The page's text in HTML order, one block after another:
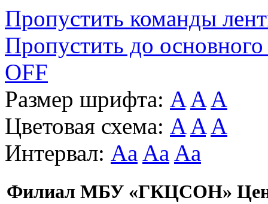
Пропустить команды
Пропустить до основного
OFF
Размер шрифта: A A A
Цветовая схема: A A A
Интервал: Aa Aa Aa
Филиал МБУ «ГКЦСОН»